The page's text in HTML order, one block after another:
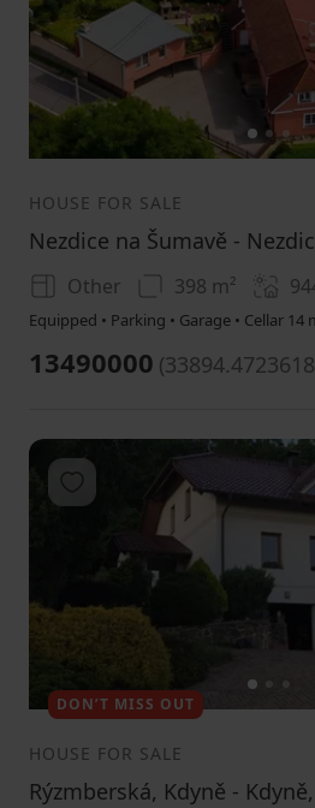
12 3
HOUSE FOR SALE
Other 398 m²
Equipped • Parking • Garage • Cellar 14
13490000 (
1
Add to favorites
DON’T MISS OUT
HOUSE FOR SALE
Rýzmberská, Kdyně -